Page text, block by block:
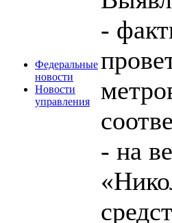
Федеральные
новости
Новости
управления
-
- на